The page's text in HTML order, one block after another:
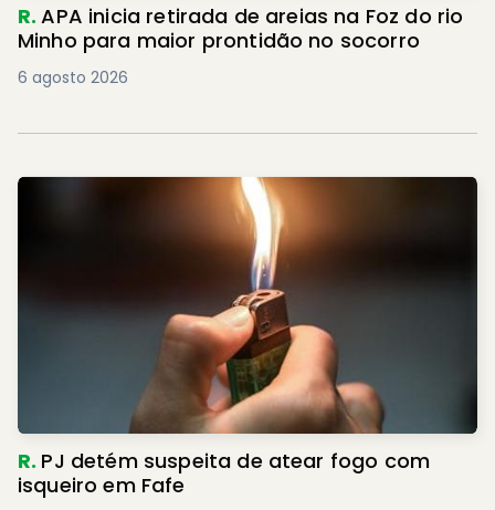
R.APA inicia retirada de areias na Foz do rio
Minho para maior prontidão no socorro
6 agosto 2026
R. PJ detém suspeita de atear fogo com
isqueiro em Fafe